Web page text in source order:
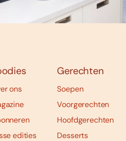
ons
edities
Gerechten
Soepen
Voorgerechten
Hoofdgerechten
Desserts